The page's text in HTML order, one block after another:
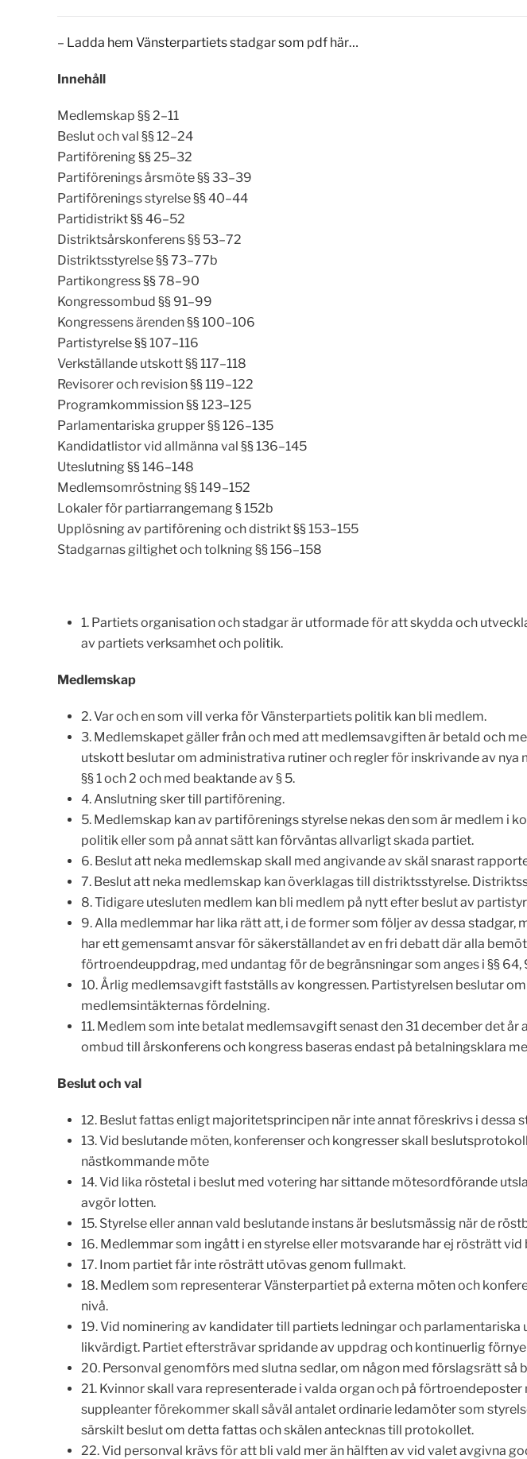
– Ladda hem Vänsterpartiets stadgar som pdf här…
Innehåll
Medlemskap §§ 2–11
Beslut och val §§ 12–24
Partiförening §§ 25–32
Partiförenings årsmöte §§ 33–39
Partiförenings styrelse §§ 40–44
Partidistrikt §§ 46–52
Distriktsårskonferens §§ 53–72
Distriktsstyrelse §§ 73–77b
Partikongress §§ 78–90
Kongressombud §§ 91–99
Kongressens ärenden §§ 100–106
Partistyrelse §§ 107–116
Verkställande utskott §§ 117–118
Revisorer och revision §§ 119–122
Programkommission §§ 123–125
Parlamentariska grupper §§ 126–135
Kandidatlistor vid allmänna val §§ 136–145
Uteslutning §§ 146–148
Medlemsomröstning §§ 149–152
Lokaler för partiarrangemang § 152b
Upplösning av partiförening och distrikt §§ 153–155
Stadgarnas giltighet och tolkning §§ 156–158
1. Partiets organisation och stadgar är utformade för att skydda och
av partiets verksamhet och politik.
Medlemskap
2. Var och en som vill verka för Vänsterpartiets politik kan bli medlem.
3. Medlemskapet gäller från och med att medlemsavgiften är betald och
utskott beslutar om administrativa rutiner och regler för inskrivande av
§§ 1 och 2 och med beaktande av § 5.
4. Anslutning sker till partiförening.
5. Medlemskap kan av partiförenings styrelse nekas den som är medlem
politik eller som på annat sätt kan förväntas allvarligt skada partiet.
6. Beslut att neka medlemskap skall med angivande av skäl snarast
7. Beslut att neka medlemskap kan överklagas till distriktsstyrelse.
8. Tidigare utesluten medlem kan bli medlem på nytt efter beslut av
9. Alla medlemmar har lika rätt att, i de former som följer av dessa
har ett gemensamt ansvar för säkerställandet av en fri debatt där alla
förtroendeuppdrag, med undantag för de begränsningar som anges i §§ 64,
10. Årlig medlemsavgift fastställs av kongressen. Partistyrelsen beslutar
medlemsintäkternas fördelning.
11. Medlem som inte betalat medlemsavgift senast den 31 december det
ombud till årskonferens och kongress baseras endast på betalningsklara
Beslut och val
12. Beslut fattas enligt majoritetsprincipen när inte annat föreskrivs i dessa
13. Vid beslutande möten, konferenser och kongresser skall
nästkommande möte
14. Vid lika röstetal i beslut med votering har sittande mötesordförande
avgör lotten.
15. Styrelse eller annan vald beslutande instans är beslutsmässig när de
16. Medlemmar som ingått i en styrelse eller motsvarande har ej rösträtt
17. Inom partiet får inte rösträtt utövas genom fullmakt.
18. Medlem som representerar Vänsterpartiet på externa möten och
nivå.
19. Vid nominering av kandidater till partiets ledningar och
likvärdigt. Partiet eftersträvar spridande av uppdrag och kontinuerlig
20. Personval genomförs med slutna sedlar, om någon med förslagsrätt så
21. Kvinnor skall vara representerade i valda organ och på
suppleanter förekommer skall såväl antalet ordinarie ledamöter som
särskilt beslut om detta fattas och skälen antecknas till protokollet.
22. Vid personval krävs för att bli vald mer än hälften av vid valet avgivna